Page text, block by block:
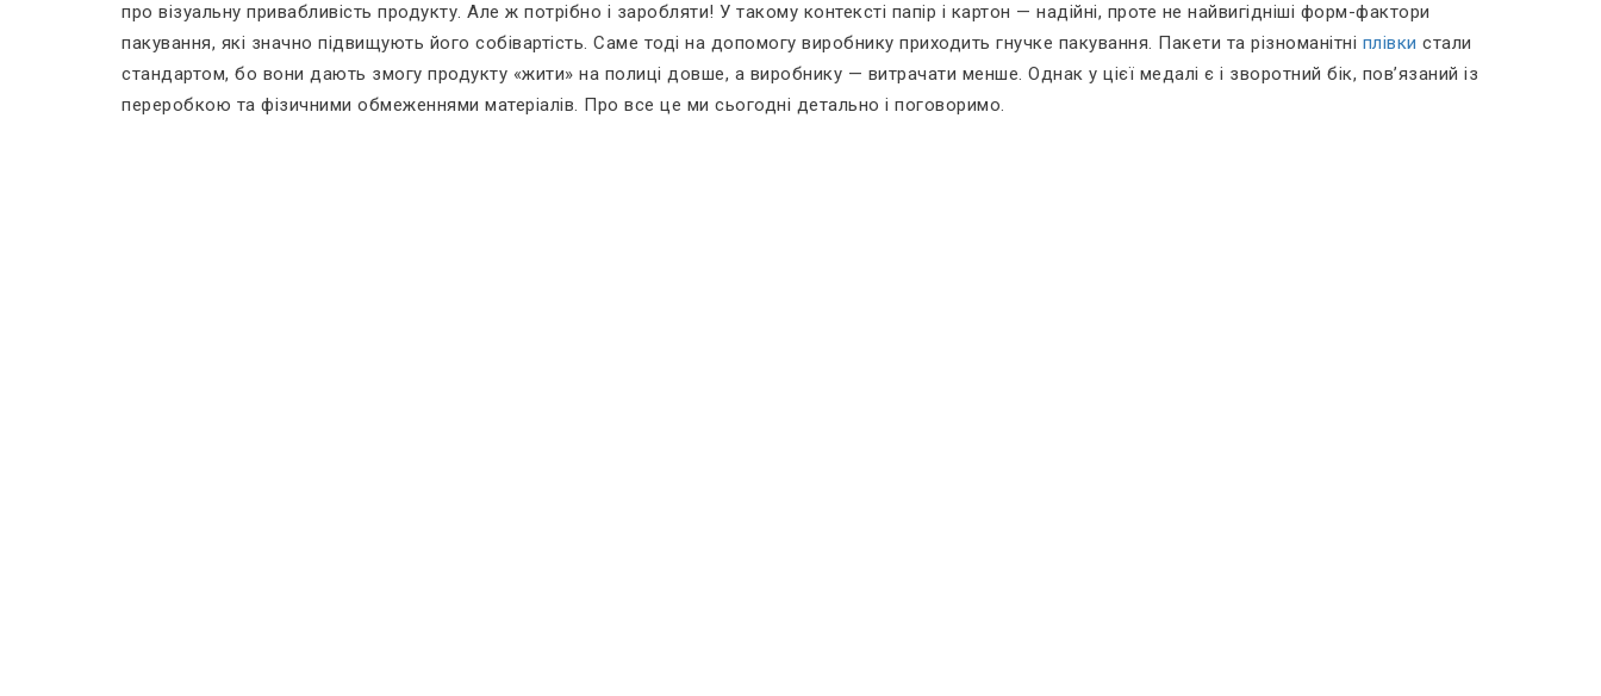
про візуальну привабливість продукту. Але ж потрібно і заробляти! У такому контексті папір і картон — надійні, проте не найвигідніші форм-фактори
пакування, які значно підвищують його собівартість. Саме тоді на допомогу виробнику приходить гнучке пакування. Пакети та різноманітні плівки стали
стандартом, бо вони дають змогу продукту «жити» на полиці довше, а виробнику — витрачати менше. Однак у цієї медалі є і зворотний бік, пов’язаний із
переробкою та фізичними обмеженнями матеріалів. Про все це ми сьогодні детально і поговоримо.